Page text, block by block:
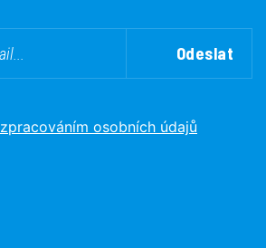
zpracováním osobních údajů
Odeslat